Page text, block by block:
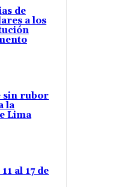
de
a los
sin rubor
la
Lima
al 17 de